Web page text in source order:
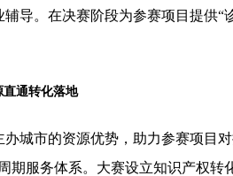
导。在决赛阶段为参赛项目提供
直通转化落地
办城市的资源优势，助力参赛项目
服务体系。大赛设立知识产权转